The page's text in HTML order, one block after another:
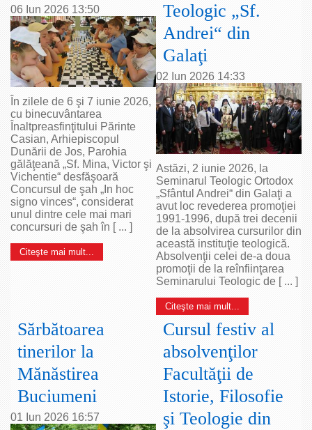
06 Iun 2026 13:50
În zilele de 6 şi 7 iunie 2026,
cu binecuvântarea
Înaltpreasfinţitului Părinte
Casian, Arhiepiscopul
Dunării de Jos, Parohia
gălăţeană „Sf. Mina, Victor şi
Vichentie“ desfăşoară
Concursul de şah „In hoc
signo vinces“, considerat
unul dintre cele mai mari
concursuri de şah în [ ... ]
Citeşte mai mult...
Teologic „Sf.
Andrei“ din
Galaţi
02 Iun 2026 14:33
Astăzi, 2 iunie 2026, la
Seminarul Teologic Ortodox
„Sfântul Andrei“ din Galaţi a
avut loc revederea promoţiei
1991-1996, după trei decenii
de la absolvirea cursurilor din
această instituţie teologică.
Absolvenţii celei de-a doua
promoţii de la reînfiinţarea
Seminarului Teologic de [ ... ]
Citeşte mai mult...
Sărbătoarea
tinerilor la
Mănăstirea
Buciumeni
01 Iun 2026 16:57
Cursul festiv al
absolvenţilor
Facultăţii de
Istorie, Filosofie
şi Teologie din